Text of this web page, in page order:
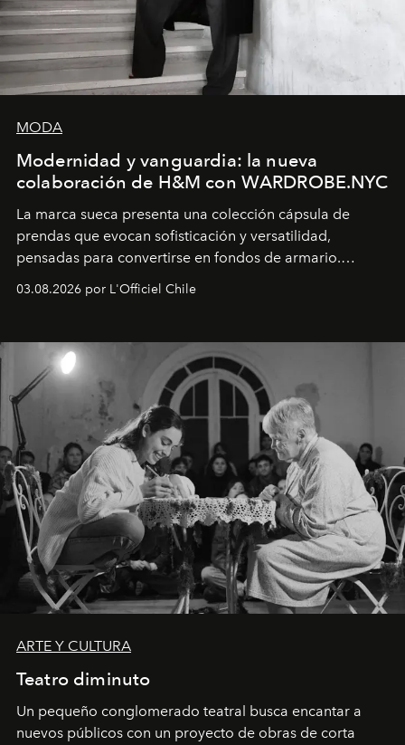
MODA
Modernidad y vanguardia: la nueva
colaboración de H&M con WARDROBE.NYC
La marca sueca presenta una colección cápsula de
prendas que evocan sofisticación y versatilidad,
pensadas para convertirse en fondos de armario.
Disponible en Chile desde el 6 de agosto.
03.08.2026 por L'Officiel Chile
ARTE Y CULTURA
Teatro diminuto
Un pequeño conglomerado teatral busca encantar a
nuevos públicos con un proyecto de obras de corta